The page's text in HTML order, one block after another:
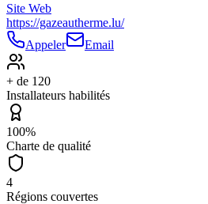
Site Web
https://gazeautherme.lu/
Appeler
Email
+ de 120
Installateurs habilités
100%
Charte de qualité
4
Régions couvertes